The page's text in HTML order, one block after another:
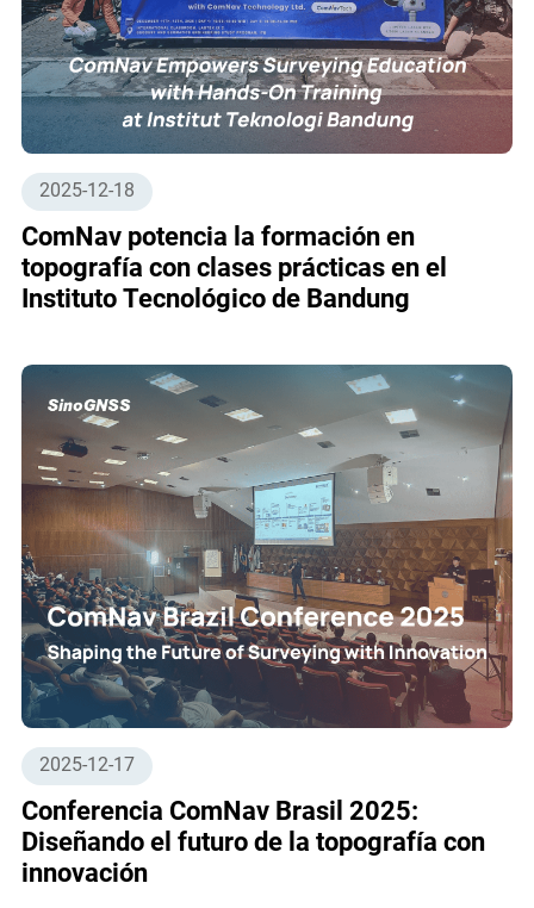
2025-12-18
ComNav potencia la formación en
topografía con clases prácticas en el
Instituto Tecnológico de Bandung
2025-12-17
Conferencia ComNav Brasil 2025:
Diseñando el futuro de la topografía con
innovación